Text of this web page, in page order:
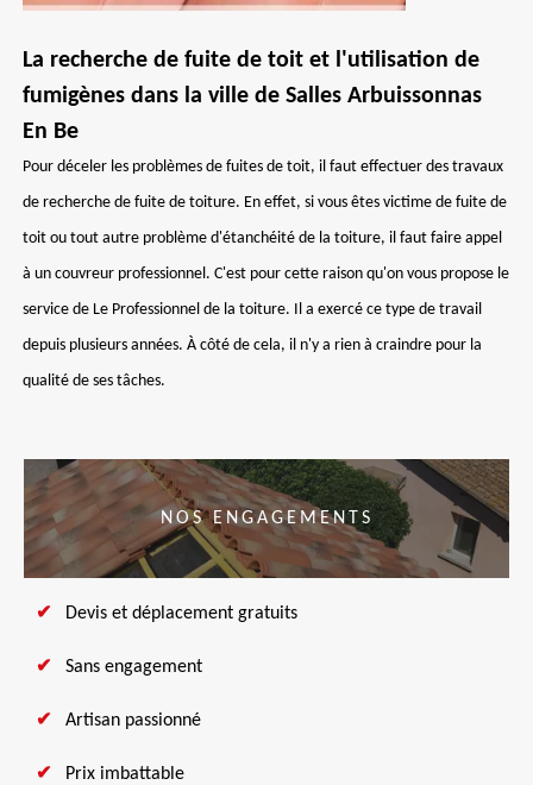
La recherche de fuite de toit et l'utilisation de
fumigènes dans la ville de Salles Arbuissonnas
En Be
Pour déceler les problèmes de fuites de toit, il faut effectuer des travaux
de recherche de fuite de toiture. En effet, si vous êtes victime de fuite de
toit ou tout autre problème d'étanchéité de la toiture, il faut faire appel
à un couvreur professionnel. C'est pour cette raison qu'on vous propose le
service de Le Professionnel de la toiture. Il a exercé ce type de travail
depuis plusieurs années. À côté de cela, il n'y a rien à craindre pour la
qualité de ses tâches.
NOS ENGAGEMENTS
Devis et déplacement gratuits
Sans engagement
Artisan passionné
Prix imbattable